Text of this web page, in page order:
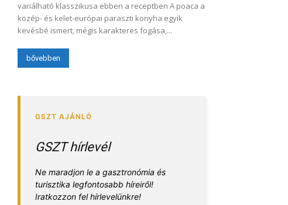
variálható klasszikusa ebben a receptben A poaca a
közép- és kelet-európai paraszti konyha egyik
kevésbé ismert, mégis karakteres fogása,...
bővebben
GSZT hírlevél
Ne maradjon le a gasztronómia és
turisztika legfontosabb híreiről!
Iratkozzon fel hírlevelünkre!